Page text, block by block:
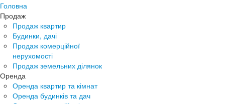
Головна
Продаж
Продаж квартир
Будинки, дачі
Продаж комерційної
нерухомості
Продаж земельних ділянок
Оренда
Оренда квартир та кімнат
Оренда будинків та дач